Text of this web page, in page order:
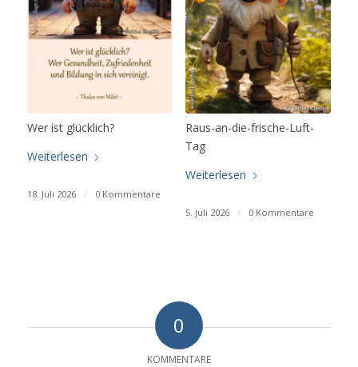
Wer ist glücklich?
Weiterlesen
18. Juli 2026 / 0 Kommentare
Raus-an-die-frische-Luft-
Tag
Weiterlesen
5. Juli 2026 / 0 Kommentare
0
KOMMENTARE